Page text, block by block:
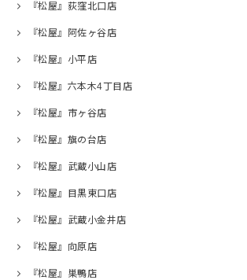
『松屋』荻窪北口店
『松屋』阿佐ヶ谷店
『松屋』小平店
『松屋』六本木4丁目店
『松屋』市ヶ谷店
『松屋』旗の台店
『松屋』武蔵小山店
『松屋』目黒東口店
『松屋』武蔵小金井店
『松屋』向原店
『松屋』巣鴨店